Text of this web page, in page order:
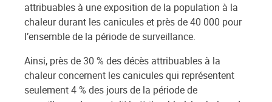
attribuables à une exposition de la population à la
chaleur durant les canicules et près de 40 000 pour
l’ensemble de la période de surveillance.
Ainsi, près de 30 % des décès attribuables à la
chaleur concernent les canicules qui représentent
seulement 4 % des jours de la période de